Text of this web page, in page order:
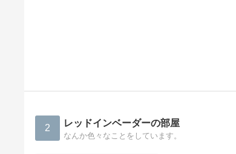
2 レッドインベーダーの部屋
なんか色々なことをしています。